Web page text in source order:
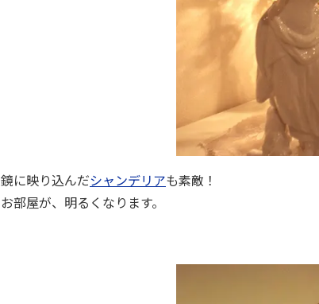
鏡に映り込んだシャンデリアも素敵！
お部屋が、明るくなります。